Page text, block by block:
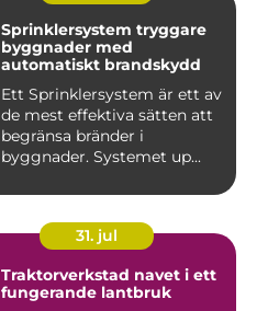
Sprinklersystem tryggare
byggnader med
automatiskt brandskydd
Ett Sprinklersystem är ett av
de mest effektiva sätten att
begränsa bränder i
byggnader. Systemet up...
31. jul
Traktorverkstad navet i ett
fungerande lantbruk